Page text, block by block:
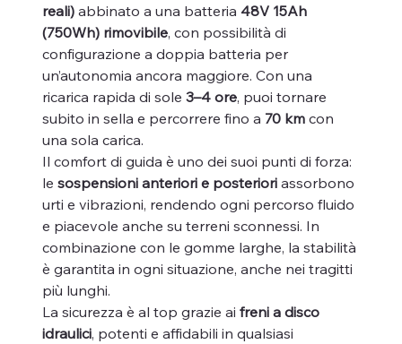
reali) abbinato a una batteria 48V 15Ah
(750Wh) rimovibile, con possibilità di
configurazione a doppia batteria per
un’autonomia ancora maggiore. Con una
ricarica rapida di sole 3–4 ore, puoi tornare
subito in sella e percorrere fino a 70 km con
una sola carica.
Il comfort di guida è uno dei suoi punti di forza:
le sospensioni anteriori e posteriori assorbono
urti e vibrazioni, rendendo ogni percorso fluido
e piacevole anche su terreni sconnessi. In
combinazione con le gomme larghe, la stabilità
è garantita in ogni situazione, anche nei tragitti
più lunghi.
La sicurezza è al top grazie ai freni a disco
idraulici, potenti e affidabili in qualsiasi